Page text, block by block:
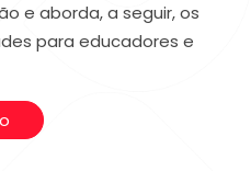
e aborda, a seguir, os
para educadores e